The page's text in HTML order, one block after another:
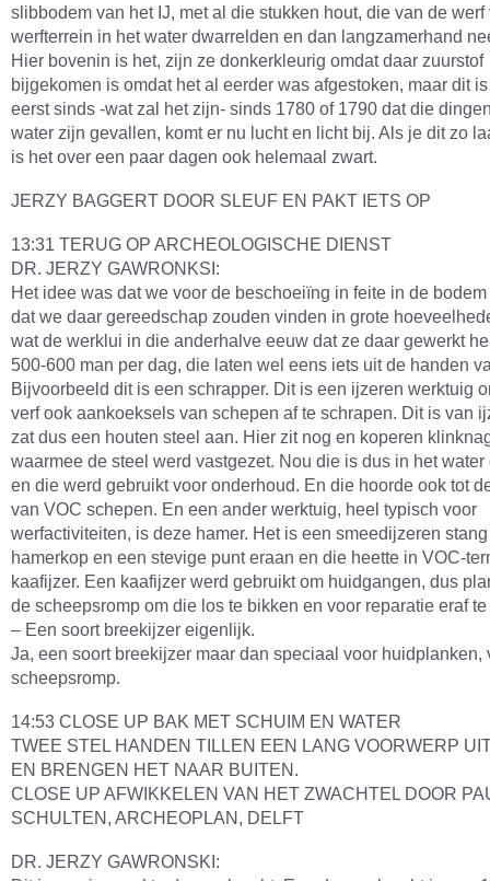
slibbodem van het IJ, met al die stukken hout, die van de werf
werfterrein in het water dwarrelden en dan langzamerhand
Hier bovenin is het, zijn ze donkerkleurig omdat daar zuurstof
bijgekomen is omdat het al eerder was afgestoken, maar dit
eerst sinds -wat zal het zijn- sinds 1780 of 1790 dat die
water zijn gevallen, komt er nu lucht en licht bij. Als je dit zo
is het over een paar dagen ook helemaal zwart.
JERZY BAGGERT DOOR SLEUF EN PAKT IETS OP
13:31 TERUG OP ARCHEOLOGISCHE DIENST
DR. JERZY GAWRONKSI:
Het idee was dat we voor de beschoeiïng in feite in de
dat we daar gereedschap zouden vinden in grote
wat de werklui in die anderhalve eeuw dat ze daar gewerkt
500-600 man per dag, die laten wel eens iets uit de handen
Bijvoorbeeld dit is een schrapper. Dit is een ijzeren werktuig
verf ook aankoeksels van schepen af te schrapen. Dit is van
zat dus een houten steel aan. Hier zit nog en koperen
waarmee de steel werd vastgezet. Nou die is dus in het
en die werd gebruikt voor onderhoud. En die hoorde ook tot
van VOC schepen. En een ander werktuig, heel typisch voor
werfactiviteiten, is deze hamer. Het is een smeedijzeren
hamerkop en een stevige punt eraan en die heette in VOC-
kaafijzer. Een kaafijzer werd gebruikt om huidgangen, dus
de scheepsromp om die los te bikken en voor reparatie eraf
– Een soort breekijzer eigenlijk.
Ja, een soort breekijzer maar dan speciaal voor huidplanken,
scheepsromp.
14:53 CLOSE UP BAK MET SCHUIM EN WATER
TWEE STEL HANDEN TILLEN EEN LANG VOORWERP
EN BRENGEN HET NAAR BUITEN.
CLOSE UP AFWIKKELEN VAN HET ZWACHTEL DOOR
SCHULTEN, ARCHEOPLAN, DELFT
DR. JERZY GAWRONSKI: